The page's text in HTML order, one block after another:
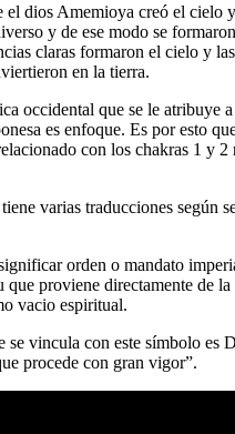
el dios Amemioya creó el cielo
y de ese modo se
claras formaron el cielo y
en la tierra.
occidental que se le atribuye
es enfoque. Es por esto
con los chakras 1 y
varias traducciones según
orden o mandato
que proviene directamente de
vacio espiritual.
se vincula con este símbolo es
procede con gran vigor”.